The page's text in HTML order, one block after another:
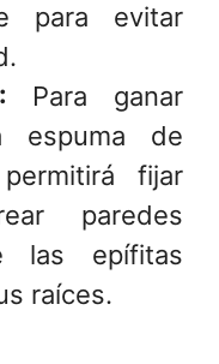
para evitar
Para ganar
espuma de
fijar
paredes
las epífitas
raíces.